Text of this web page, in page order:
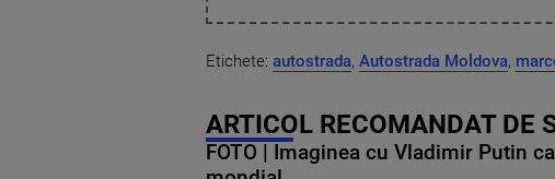
Etichete: autostrada, Autostrada Moldova,
ARTICOL RECOMANDAT DE
FOTO | Imaginea cu Vladimir Putin